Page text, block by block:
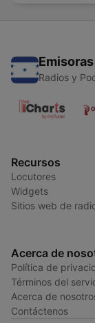
Radios y
Recursos
Locutores
Widgets
Sitios web de
Acerca de
Política de
Términos del
Acerca de
Contáctenos